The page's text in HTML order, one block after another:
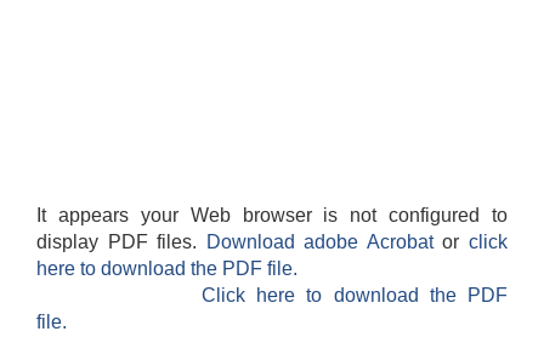
It appears your Web browser is not configured to
display PDF files.
Download adobe Acrobatorclick
here to download the PDF file.
Click here to download the PDF
file.